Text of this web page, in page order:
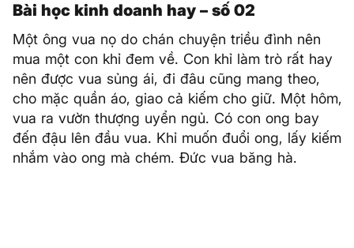
Bài học kinh doanh hay – số 02
Một ông vua nọ do chán chuyện triều đình nên
mua một con khỉ đem về. Con khỉ làm trò rất hay
nên được vua sủng ái, đi đâu cũng mang theo,
cho mặc quần áo, giao cả kiếm cho giữ. Một hôm,
vua ra vườn thượng uyển ngủ. Có con ong bay
đến đậu lên đầu vua. Khỉ muốn đuổi ong, lấy kiếm
nhắm vào ong mà chém. Đức vua băng hà.